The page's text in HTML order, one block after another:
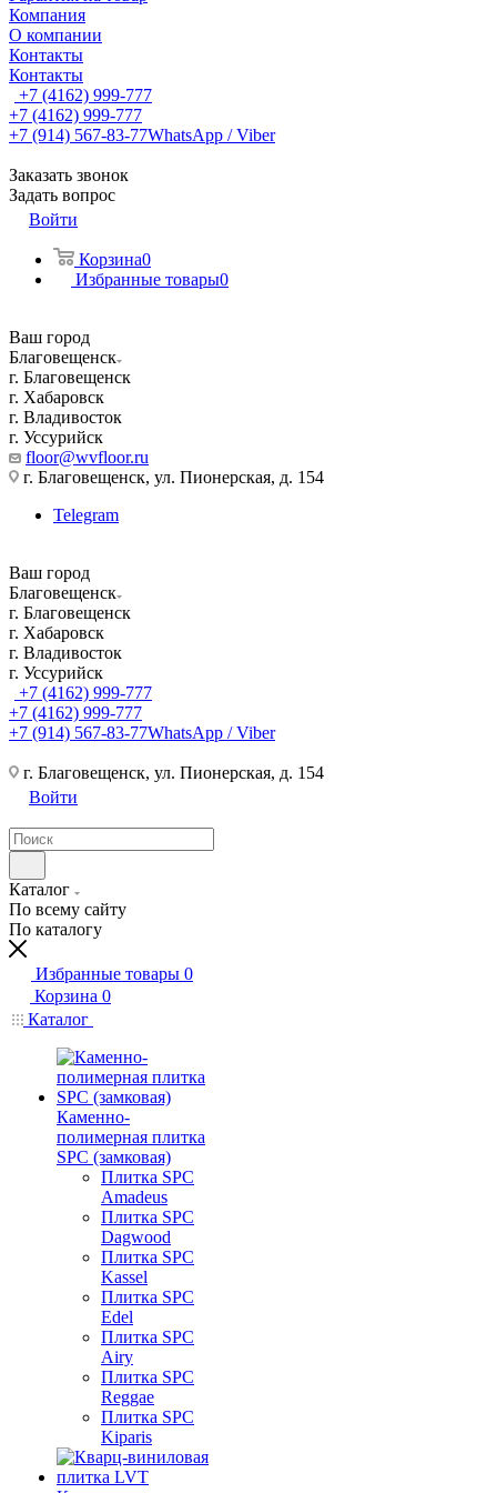
Компания
О компании
Контакты
Контакты
+7 (4162) 999-777
+7 (4162) 999-777
+7 (914) 567-83-77WhatsApp / Viber
Заказать звонок
Задать вопрос
Войти
Корзина0
Избранные товары0
Ваш город
Благовещенск
г. Благовещенск
г. Хабаровск
г. Владивосток
г. Уссурийск
floor@wvfloor.ru
г. Благовещенск, ул. Пионерская, д. 154
Telegram
Ваш город
Благовещенск
г. Благовещенск
г. Хабаровск
г. Владивосток
г. Уссурийск
+7 (4162) 999-777
+7 (4162) 999-777
+7 (914) 567-83-77WhatsApp / Viber
г. Благовещенск, ул. Пионерская, д. 154
Войти
Каталог
По всему сайту
По каталогу
Избранные товары 0
Корзина 0
Каталог
Каменно-
полимерная плитка
SPC (замковая)
Плитка SPC
Amadeus
Плитка SPC
Dagwood
Плитка SPC
Kassel
Плитка SPC
Edel
Плитка SPC
Airy
Плитка SPC
Reggae
Плитка SPC
Kiparis